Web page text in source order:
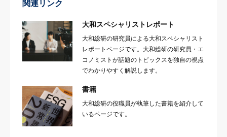
関連リンク
大和スペシャリストレポート
大和総研の研究員による大和スペシャリスト
レポートページです。大和総研の研究員・エ
コノミストが話題のトピックスを独自の視点
でわかりやすく解説します。
書籍
大和総研の役職員が執筆した書籍を紹介して
いるページです。